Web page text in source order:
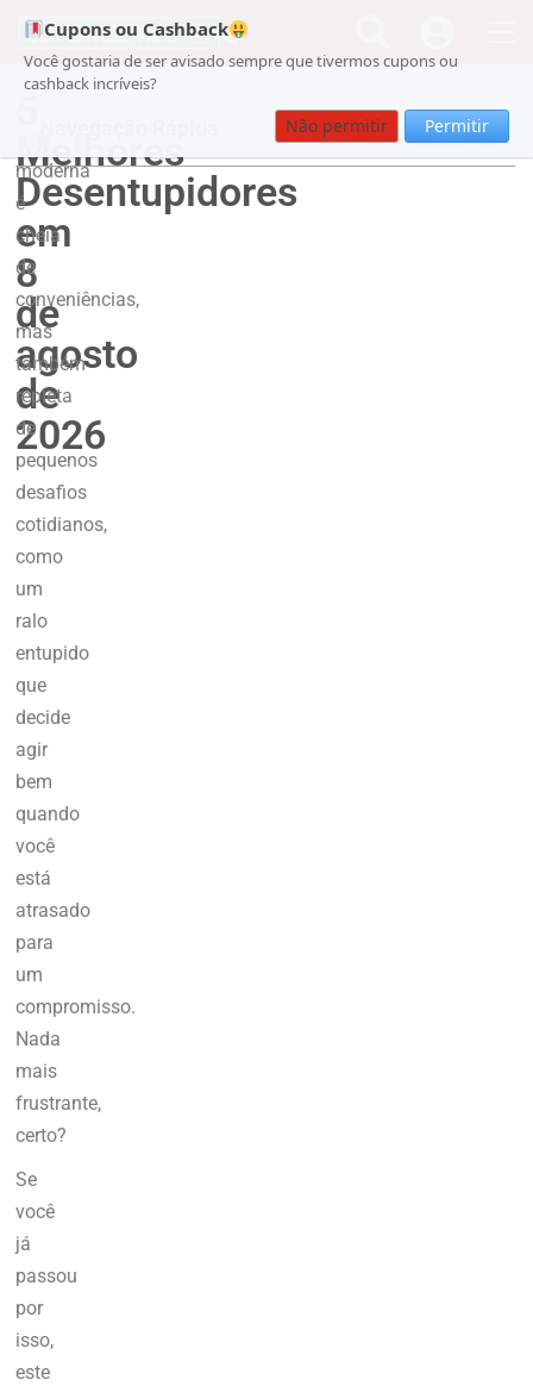
Cupons ou Cashback
Você gostaria de ser avisado sempre que tivermos cupons ou
cashback incríveis?
Não permitir Permitir
Melhores
Desentupidores
em
8
de
agosto
de
2026
moderna
é
cheia
de
conveniências,
mas
também
repleta
de
pequenos
desafios
cotidianos,
como
um
ralo
entupido
que
decide
agir
bem
quando
você
está
atrasado
para
um
compromisso.
Nada
mais
frustrante,
certo?
Se
você
já
passou
por
isso,
este